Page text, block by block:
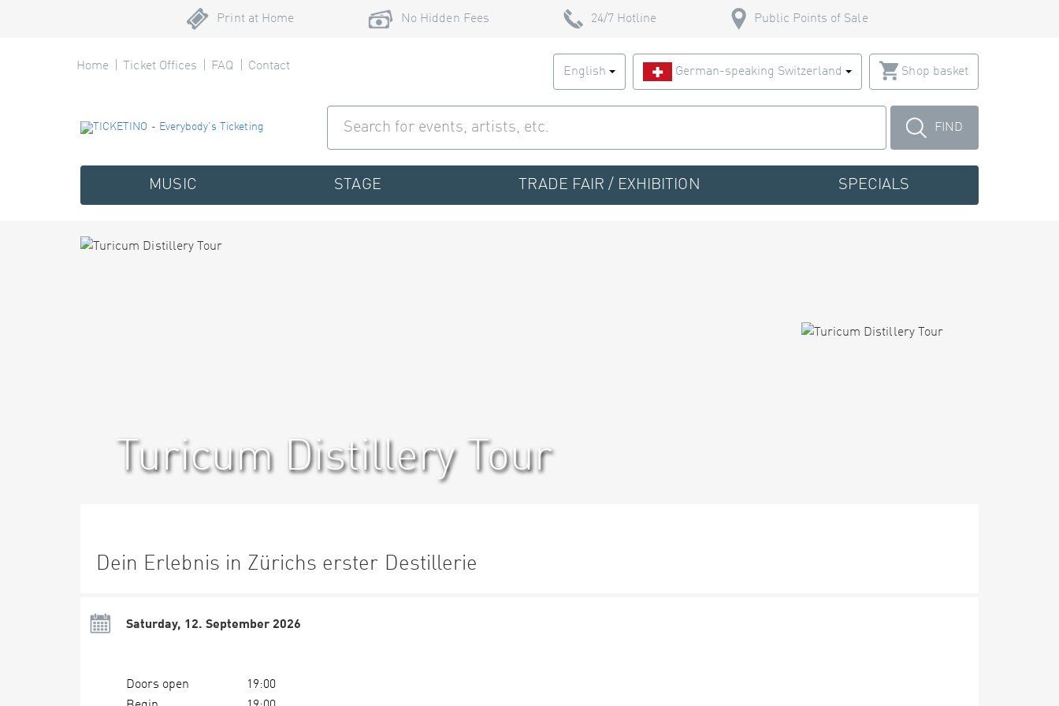
Print at Home No Hidden Fees 24/7 Hotline Public Points of Sale
Home Ticket Offices FAQ Contact English German-speaking Switzerland Shop basket
FIND
MUSIC STAGE TRADE FAIR / EXHIBITION SPECIALS
Turicum Distillery Tour
Dein Erlebnis in Zürichs erster Destillerie
Saturday, 12. September 2026
Doors open
19:00